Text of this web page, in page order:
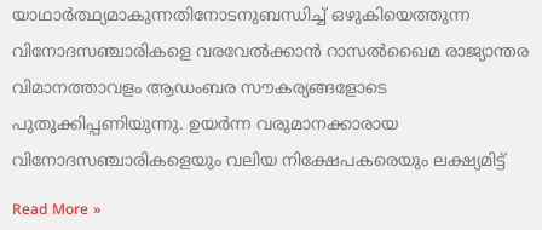
യാഥാർത്ഥ്യമാകുന്നതിനോടനുബന്ധിച്ച് ഒഴുകിയെത്തുന്ന
വിനോദസഞ്ചാരികളെ വരവേൽക്കാൻ റാസൽഖൈമ രാജ്യാന്തര
വിമാനത്താവളം ആഡംബര സൗകര്യങ്ങളോടെ
പുതുക്കിപ്പണിയുന്നു. ഉയർന്ന വരുമാനക്കാരായ
വിനോദസഞ്ചാരികളെയും വലിയ നിക്ഷേപകരെയും ലക്ഷ്യമിട്ട്
Read More »